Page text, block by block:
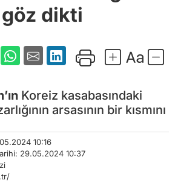
göz dikti
Koreiz kasabasındaki
arsasının bir kısmını
10:16
29.05.2024 10:37